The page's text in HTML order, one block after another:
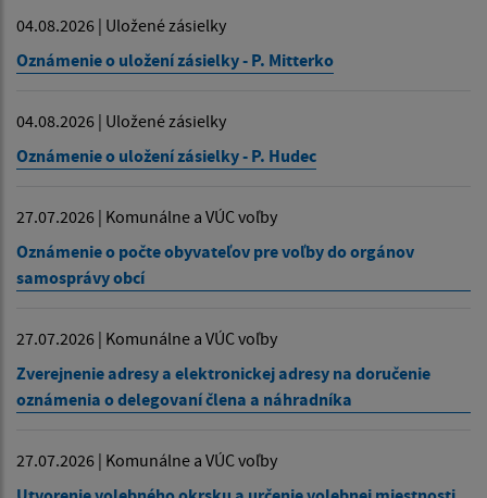
04.08.2026 | Uložené zásielky
Oznámenie o uložení zásielky - P. Mitterko
04.08.2026 | Uložené zásielky
Oznámenie o uložení zásielky - P. Hudec
27.07.2026 | Komunálne a VÚC voľby
Oznámenie o počte obyvateľov pre voľby do orgánov
samosprávy obcí
27.07.2026 | Komunálne a VÚC voľby
Zverejnenie adresy a elektronickej adresy na doručenie
oznámenia o delegovaní člena a náhradníka
27.07.2026 | Komunálne a VÚC voľby